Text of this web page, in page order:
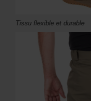
Tissu flexible et durable